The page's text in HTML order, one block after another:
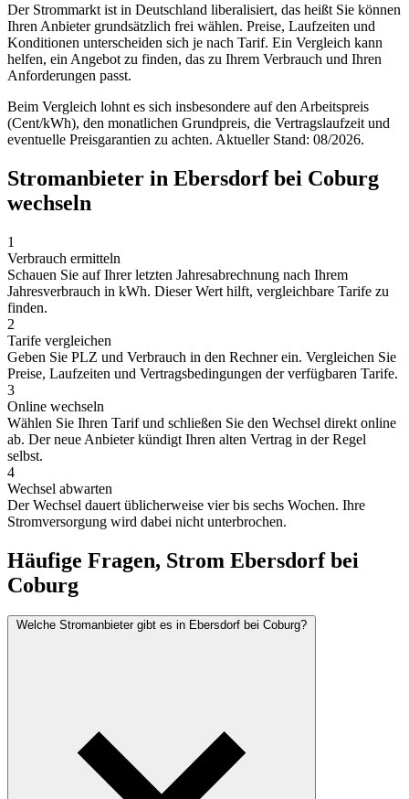
Der Strommarkt ist in Deutschland liberalisiert, das heißt Sie können
Ihren Anbieter grundsätzlich frei wählen. Preise, Laufzeiten und
Konditionen unterscheiden sich je nach Tarif. Ein Vergleich kann
helfen, ein Angebot zu finden, das zu Ihrem Verbrauch und Ihren
Anforderungen passt.
Beim Vergleich lohnt es sich insbesondere auf den Arbeitspreis
(Cent/kWh), den monatlichen Grundpreis, die Vertragslaufzeit und
eventuelle Preisgarantien zu achten. Aktueller Stand: 08/2026.
Stromanbieter in Ebersdorf bei Coburg
wechseln
1
Verbrauch ermitteln
Schauen Sie auf Ihrer letzten Jahresabrechnung nach Ihrem
Jahresverbrauch in kWh. Dieser Wert hilft, vergleichbare Tarife zu
finden.
2
Tarife vergleichen
Geben Sie PLZ und Verbrauch in den Rechner ein. Vergleichen Sie
Preise, Laufzeiten und Vertragsbedingungen der verfügbaren Tarife.
3
Online wechseln
Wählen Sie Ihren Tarif und schließen Sie den Wechsel direkt online
ab. Der neue Anbieter kündigt Ihren alten Vertrag in der Regel
selbst.
4
Wechsel abwarten
Der Wechsel dauert üblicherweise vier bis sechs Wochen. Ihre
Stromversorgung wird dabei nicht unterbrochen.
Häufige Fragen, Strom Ebersdorf bei
Coburg
Welche Stromanbieter gibt es in Ebersdorf bei Coburg?